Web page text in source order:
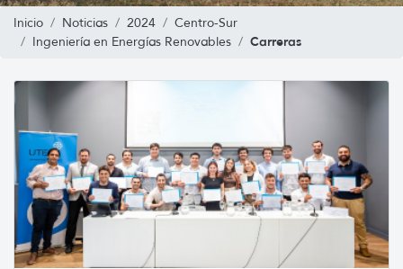
Inicio Noticias 2024
Centro-Sur
Ingeniería en Energías Renovables
Carreras